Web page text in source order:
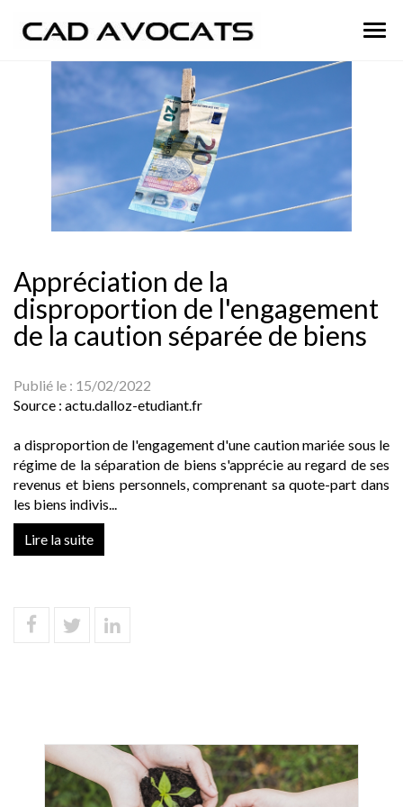
Appréciation de la
disproportion de l'engagement
de la caution séparée de biens
Publié le : 15/02/2022
Source : actu.dalloz-etudiant.fr
a disproportion de l'engagement d'une caution mariée sous le
régime de la séparation de biens s'apprécie au regard de ses
revenus et biens personnels, comprenant sa quote-part dans
les biens indivis...
Lire la suite